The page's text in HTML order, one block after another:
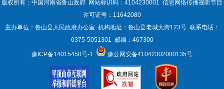
版权所有：中国河南省鲁山政府 网站标识码：4104230001 信息网络传播视听节目
许可证号：11642080
主办单位：鲁山县人民政府办公室 机构地址：鲁山县老城大街123号 联系电话：
0375-5051301 邮编：467300
豫ICP备14015450号-1 豫公网安备41042302000135号